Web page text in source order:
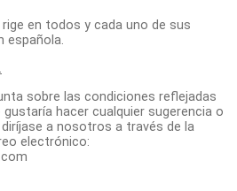
en todos y cada uno de sus
española.
sobre las condiciones reflejadas
hacer cualquier sugerencia o
a nosotros a través de la
electrónico: